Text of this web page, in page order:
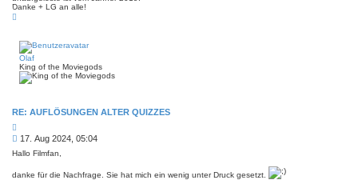
e
r
Danke + LG an alle!
h
o
b
e
Olaf
King of the Moviegods
RE: AUFLÖSUNGEN ALTER QUIZZES
i
t
i
e
B
e
17. Aug 2024, 05:04
Hallo Filmfan,
danke für die Nachfrage. Sie hat mich ein wenig unter Druck gesetzt.